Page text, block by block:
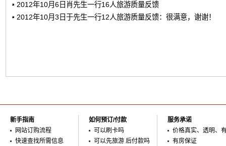
2012年10月6日肖先生一行16人旅游质量反馈
2012年10月3日于先生一行12人旅游质量反馈：很满意，谢谢！
新手指南
网站订购流程
快速查找所需信息
如何预订/付款
可以刷卡吗
可以先旅游 后付款吗
服务承诺
价格真实、透明、
有房保证